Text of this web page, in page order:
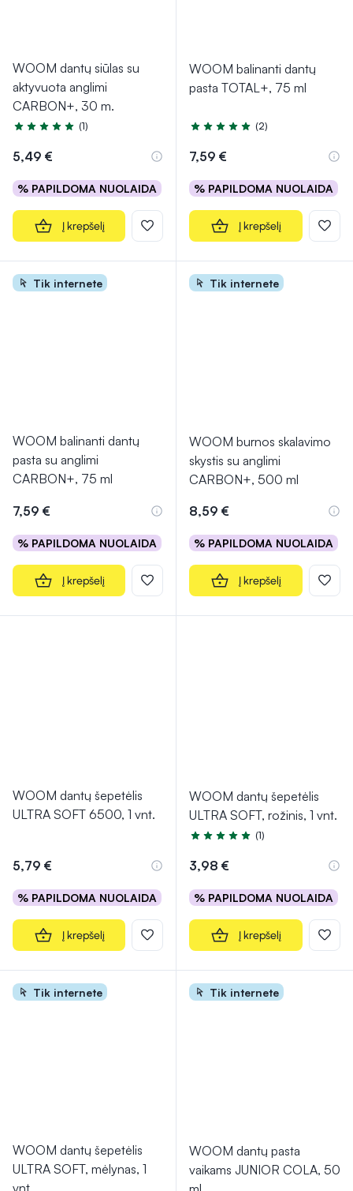
WOOM dantų siūlas su
aktyvuota anglimi
CARBON+, 30 m.
Įvertinimas 5.0 iš 5
(1)
5,49 €
% PAPILDOMA NUOLAIDA
Į krepšelį
WOOM balinanti dantų
pasta TOTAL+, 75 ml
Įvertinimas 5.0 iš 5
(2)
7,59 €
% PAPILDOMA NUOLAIDA
Į krepšelį
Tik internete
WOOM balinanti dantų
pasta su anglimi
CARBON+, 75 ml
7,59 €
% PAPILDOMA NUOLAIDA
Į krepšelį
Tik internete
WOOM burnos skalavimo
skystis su anglimi
CARBON+, 500 ml
8,59 €
% PAPILDOMA NUOLAIDA
Į krepšelį
WOOM dantų šepetėlis
ULTRA SOFT 6500, 1 vnt.
5,79 €
% PAPILDOMA NUOLAIDA
Į krepšelį
WOOM dantų šepetėlis
ULTRA SOFT, rožinis, 1 vnt.
Įvertinimas 5.0 iš 5
(1)
3,98 €
% PAPILDOMA NUOLAIDA
Į krepšelį
Tik internete
WOOM dantų šepetėlis
ULTRA SOFT, mėlynas, 1
Tik internete
WOOM dantų pasta
vaikams JUNIOR COLA, 50